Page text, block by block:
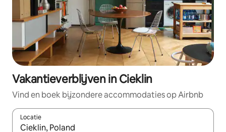
Vakantieverblijven in Cieklin
Vind en boek bijzondere accommodaties op Airbnb
Locatie
Wanneer er resultaten beschikbaar zijn, maak je een keuze